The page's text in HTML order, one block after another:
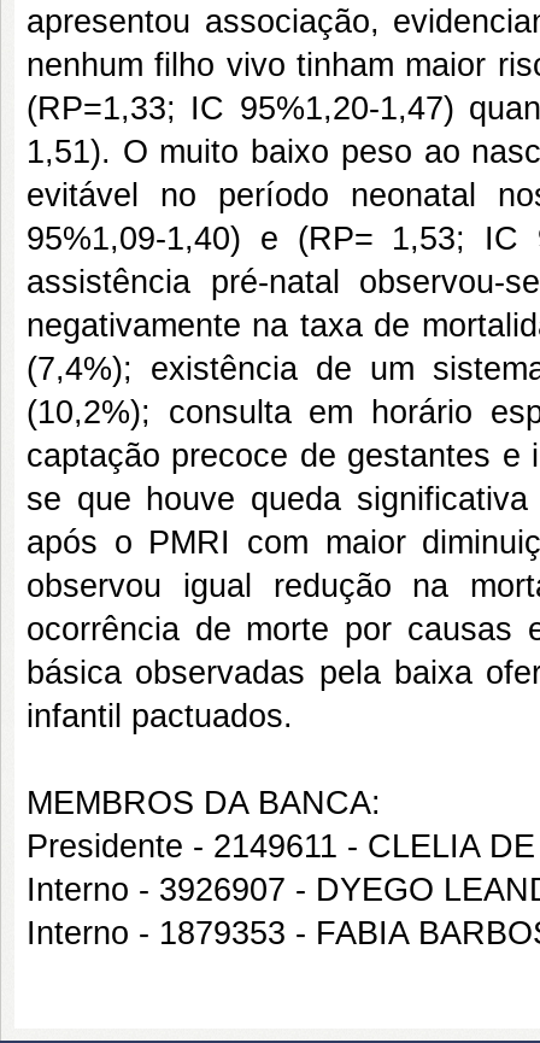
apresentou associação,
nenhum filho vivo tinham maior
(RP=1,33; IC 95%1,20-1,47)
1,51). O muito baixo peso ao
evitável no período neonatal
95%1,09-1,40) e (RP= 1,53; IC
assistência pré-natal observou-
negativamente na taxa de
(7,4%); existência de um
(10,2%); consulta em horário
captação precoce de gestantes e
se que houve queda
após o PMRI com maior
observou igual redução na
ocorrência de morte por causas
básica observadas pela baixa
infantil pactuados.
MEMBROS DA BANCA:
Presidente - 2149611 - CLELIA
Interno - 3926907 - DYEGO
Interno - 1879353 - FABIA